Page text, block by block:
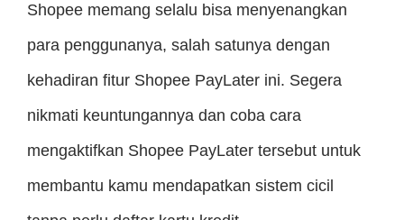
Shopee memang selalu bisa menyenangkan
para penggunanya, salah satunya dengan
kehadiran fitur Shopee PayLater ini. Segera
nikmati keuntungannya dan coba cara
mengaktifkan Shopee PayLater tersebut untuk
membantu kamu mendapatkan sistem cicil